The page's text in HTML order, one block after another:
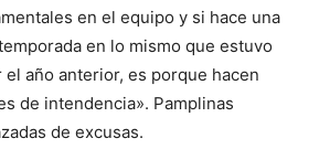
en el equipo y si hace una
en lo mismo que estuvo
el año anterior, es porque hacen
de intendencia». Pamplinas
de excusas.